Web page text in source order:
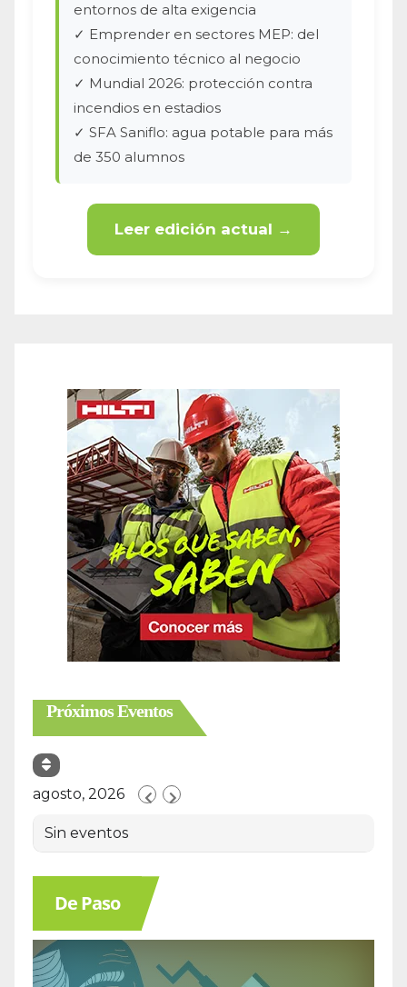
entornos de alta exigencia
✓ Emprender en sectores MEP: del
conocimiento técnico al negocio
✓ Mundial 2026: protección contra
incendios en estadios
✓ SFA Saniflo: agua potable para más
de 350 alumnos
Leer edición actual →
Próximos Eventos
agosto, 2026
Sin eventos
De Paso